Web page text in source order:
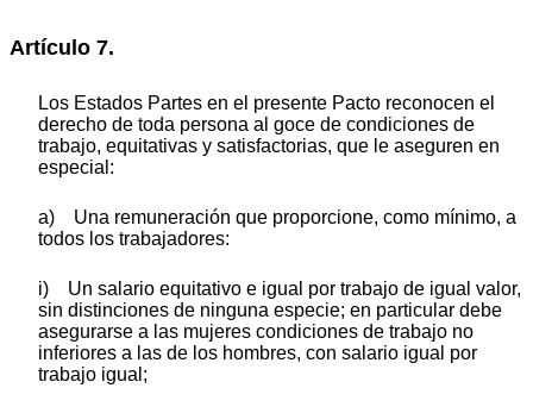
Artículo 7.
Los Estados Partes en el presente Pacto reconocen el
derecho de toda persona al goce de condiciones de
trabajo, equitativas y satisfactorias, que le aseguren en
especial:
a) Una remuneración que proporcione, como mínimo, a
todos los trabajadores:
i) Un salario equitativo e igual por trabajo de igual valor,
sin distinciones de ninguna especie; en particular debe
asegurarse a las mujeres condiciones de trabajo no
inferiores a las de los hombres, con salario igual por
trabajo igual;